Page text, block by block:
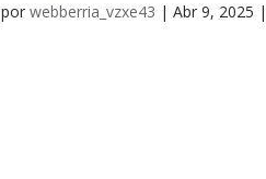
porwebberria_vzxe43 |Abr 9, 2025 |